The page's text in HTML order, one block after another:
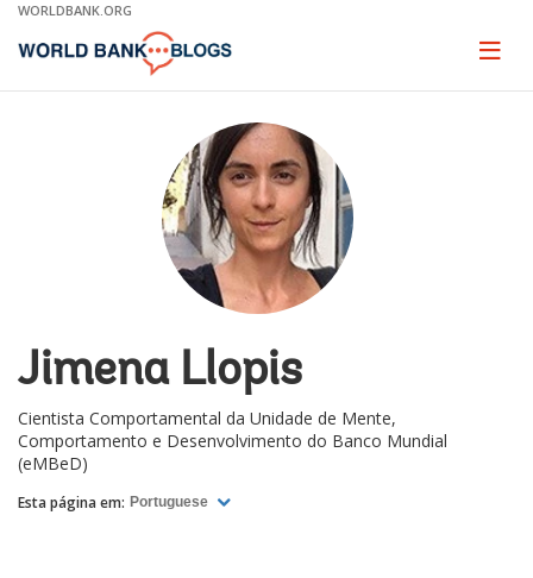
Skip
Main
WORLDBANK.ORG
Page
Jimena Llopis
Cientista Comportamental da Unidade de Mente,
Comportamento e Desenvolvimento do Banco Mundial
(eMBeD)
Esta página em: Portuguese